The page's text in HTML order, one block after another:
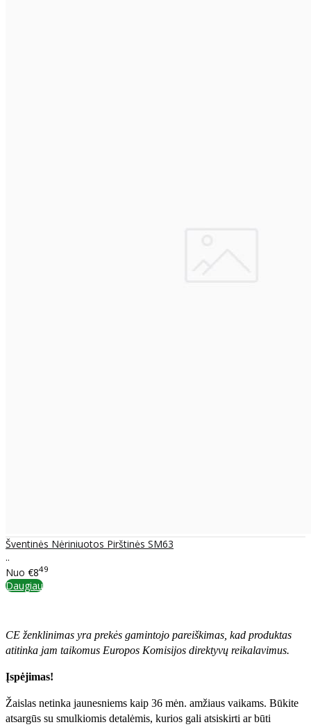
Šventinės Nėriniuotos Pirštinės SM63
..
Nuo €849
Daugiau
CE ženklinimas yra prekės gamintojo pareiškimas, kad produktas
atitinka jam taikomus Europos Komisijos direktyvų reikalavimus.
Įspėjimas!
Žaislas netinka jaunesniems kaip 36 mėn. amžiaus vaikams. Būkite
atsargūs su smulkiomis detalėmis, kurios gali atsiskirti ar būti